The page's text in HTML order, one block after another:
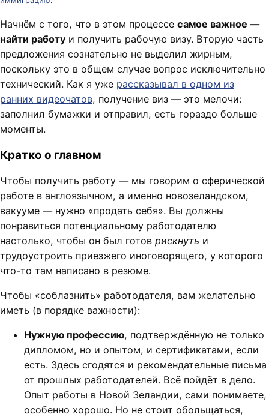
Начнём с того, что в этом процессе самое важное —
найти работу и получить рабочую визу. Вторую часть
предложения сознательно не выделил жирным,
поскольку это в общем случае вопрос исключительно
технический. Как я уже рассказывал в одном из
ранних видеочатов, получение виз — это мелочи:
заполнил бумажки и отправил, есть гораздо больше
моменты.
Кратко о главном
Чтобы получить работу — мы говорим о сферической
работе в англоязычном, а именно новозеландском,
вакууме — нужно «продать себя». Вы должны
понравиться потенциальному работодателю
настолько, чтобы он был готов рискнуть и
трудоустроить приезжего иноговорящего, у которого
что-то там написано в резюме.
Чтобы «соблазнить» работодателя, вам желательно
иметь (в порядке важности):
Нужную профессию, подтверждённую не только
дипломом, но и опытом, и сертификатами, если
есть. Здесь сгодятся и рекомендательные письма
от прошлых работодателей. Всё пойдёт в дело.
Опыт работы в Новой Зеландии, сами понимаете,
особенно хорошо. Но не стоит обольщаться,